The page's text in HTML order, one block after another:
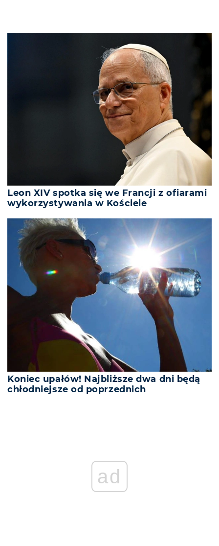
Leon XIV spotka się we Francji z ofiarami
wykorzystywania w Kościele
Koniec upałów! Najbliższe dwa dni będą
chłodniejsze od poprzednich